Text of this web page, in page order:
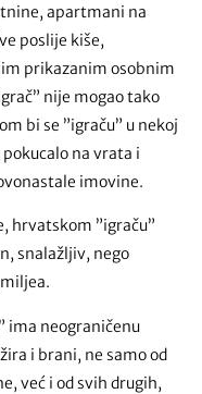
apartmani na
poslije kiše,
prikazanim osobnim
nije mogao tako
bi se ”igraču” u nekoj
na vrata i
imovine.
hrvatskom ”igraču”
snalažljiv, nego
ima neograničenu
i brani, ne samo od
već i od svih drugih,